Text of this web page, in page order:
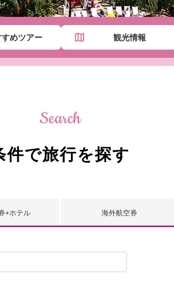
すめツアー 観光情報
Search
件で旅行を探す
+ホテル 海外航空券